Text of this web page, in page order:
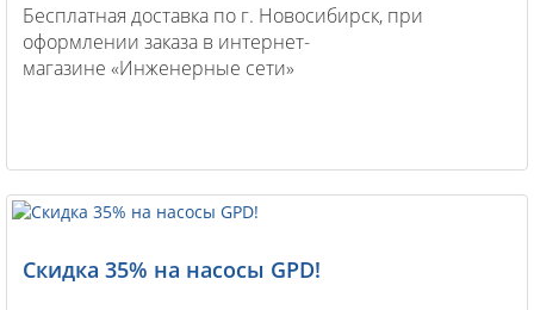
Бесплатная доставка по г. Новосибирск, при
оформлении заказа в интернет-
магазине «Инженерные сети»
Скидка 35% на насосы GPD!